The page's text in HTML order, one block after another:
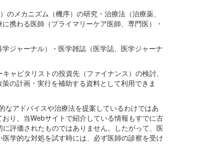
メカニズム（機序）の研究・治療法（治療薬、
携わる医師（プライマリーケア医師、専門医）・
ジャーナル）・医学雑誌（医学誌、医学ジャーナ
ャピタリストの投資先（ファイナンス）の検討、
の計画・実行を補助する資料として利用できま
なアドバイスや治療法を提案しているわけではあ
り、当Webサイトで紹介している情報もすでに古
評価されたものではありません。したがって、医
学的な対処を試す時には、必ず医師の診察を受け